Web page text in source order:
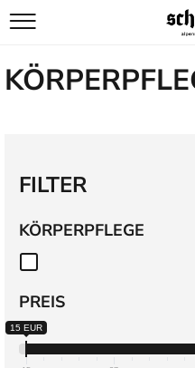
FILTER
KÖRPERPFLEGE
PREIS
15 EUR